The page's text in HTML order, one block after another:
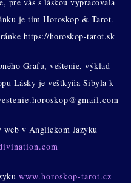
je tím Horoskop & Tarot.
https://horoskop-tarot.sk
Grafu, veštenie, výklad
Lásky je veštkyňa Sibyla k
web v Anglickom Jazyku
www.horoskop-tarot.cz